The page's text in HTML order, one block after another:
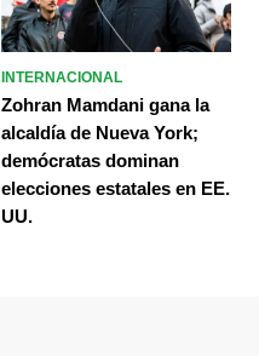
INTERNACIONAL
Zohran Mamdani gana la
alcaldía de Nueva York;
demócratas dominan
elecciones estatales en EE.
UU.